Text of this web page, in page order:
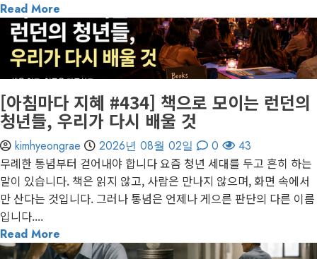
Read More
1 minute read
게재된 글
아침마다 지혜
[아침마다 지혜 #434] 책으로 모이는 런던의
청년들, 우리가 다시 배울 것
kimhyeongrae 2026년 08월 02일 0 43
무례한 통념부터 걷어내야 합니다 요즘 청년 세대를 두고 흔히 하는
말이 있습니다. 책은 읽지 않고, 사람은 만나지 않으며, 화면 속에서
만 산다는 것입니다. 그러나 통념은 언제나 게으른 판단의 다른 이름
입니다....
Read More
1 minute read